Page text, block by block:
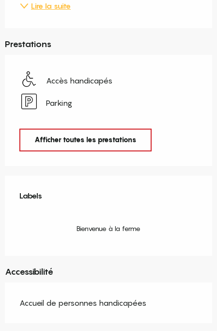
Lire la suite
Prestations
Accès handicapés
Parking
Afficher toutes les prestations
Labels
Labels
Bienvenue à la ferme
Accessibilité
Accueil de personnes handicapées